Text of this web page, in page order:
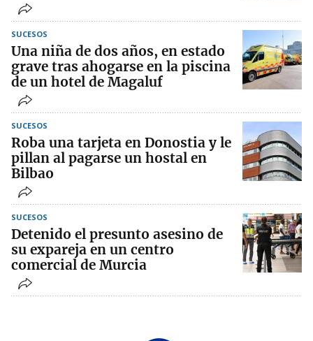
SUCESOS
Una niña de dos años, en estado
grave tras ahogarse en la piscina
de un hotel de Magaluf
SUCESOS
Roba una tarjeta en Donostia y le
pillan al pagarse un hostal en
Bilbao
SUCESOS
Detenido el presunto asesino de
su expareja en un centro
comercial de Murcia